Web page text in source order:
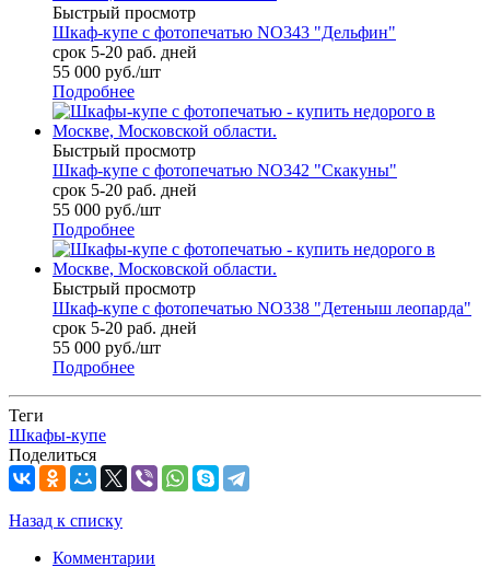
Быстрый просмотр
Шкаф-купе с фотопечатью NO343 "Дельфин"
срок 5-20 раб. дней
55 000 руб./шт
Подробнее
Быстрый просмотр
Шкаф-купе с фотопечатью NO342 "Скакуны"
срок 5-20 раб. дней
55 000 руб./шт
Подробнее
Быстрый просмотр
Шкаф-купе с фотопечатью NO338 "Детеныш леопарда"
срок 5-20 раб. дней
55 000 руб./шт
Подробнее
Теги
Шкафы-купе
Поделиться
Назад к списку
Комментарии